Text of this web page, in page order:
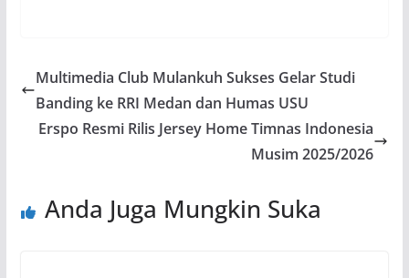
Multimedia Club Mulankuh Sukses Gelar Studi
Banding ke RRI Medan dan Humas USU
Erspo Resmi Rilis Jersey Home Timnas Indonesia
Musim 2025/2026
Anda Juga Mungkin Suka